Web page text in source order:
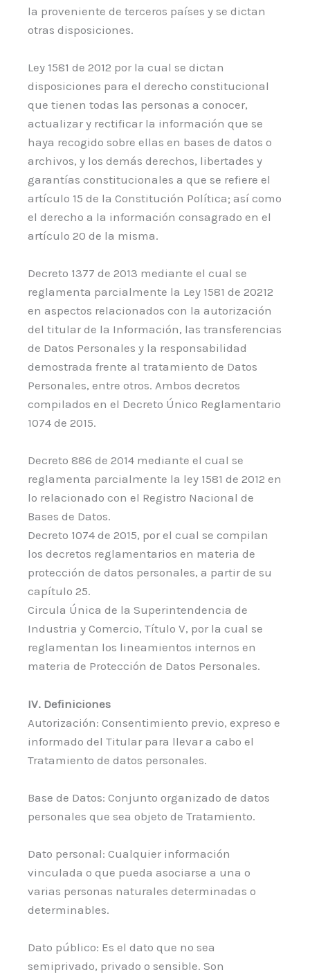
la proveniente de terceros países y se dictan
otras disposiciones.
Ley 1581 de 2012 por la cual se dictan
disposiciones para el derecho constitucional
que tienen todas las personas a conocer,
actualizar y rectificar la información que se
haya recogido sobre ellas en bases de datos o
archivos, y los demás derechos, libertades y
garantías constitucionales a que se refiere el
artículo 15 de la Constitución Política; así como
el derecho a la información consagrado en el
artículo 20 de la misma.
Decreto 1377 de 2013 mediante el cual se
reglamenta parcialmente la Ley 1581 de 20212
en aspectos relacionados con la autorización
del titular de la Información, las transferencias
de Datos Personales y la responsabilidad
demostrada frente al tratamiento de Datos
Personales, entre otros. Ambos decretos
compilados en el Decreto Único Reglamentario
1074 de 2015.
Decreto 886 de 2014 mediante el cual se
reglamenta parcialmente la ley 1581 de 2012 en
lo relacionado con el Registro Nacional de
Bases de Datos.
Decreto 1074 de 2015, por el cual se compilan
los decretos reglamentarios en materia de
protección de datos personales, a partir de su
capítulo 25.
Circula Única de la Superintendencia de
Industria y Comercio, Título V, por la cual se
reglamentan los lineamientos internos en
materia de Protección de Datos Personales.
IV. Definiciones
Autorización: Consentimiento previo, expreso e
informado del Titular para llevar a cabo el
Tratamiento de datos personales.
Base de Datos: Conjunto organizado de datos
personales que sea objeto de Tratamiento.
Dato personal: Cualquier información
vinculada o que pueda asociarse a una o
varias personas naturales determinadas o
determinables.
Dato público: Es el dato que no sea
semiprivado, privado o sensible. Son